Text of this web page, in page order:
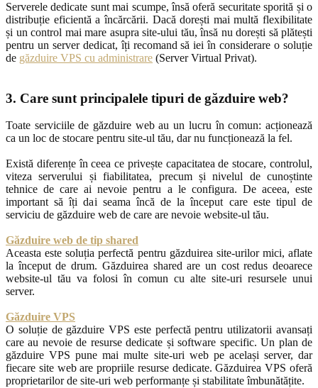
Serverele dedicate sunt mai scumpe, însă oferă securitate sporită și o
distribuție eficientă a încărcării. Dacă dorești mai multă flexibilitate
și un control mai mare asupra site-ului tău, însă nu dorești să plătești
pentru un server dedicat, îți recomand să iei în considerare o soluție
de găzduire VPS cu administrare (Server Virtual Privat).
3. Care sunt principalele tipuri de găzduire web?
Toate serviciile de găzduire web au un lucru în comun: acționează
ca un loc de stocare pentru site-ul tău, dar nu funcționează la fel.
Există diferențe în ceea ce privește capacitatea de stocare, controlul,
viteza serverului și fiabilitatea, precum și nivelul de cunoștinte
tehnice de care ai nevoie pentru a le configura. De aceea, este
important să îți dai seama încă de la început care este tipul de
serviciu de găzduire web de care are nevoie website-ul tău.
Găzduire web de tip shared
Aceasta este soluția perfectă pentru găzduirea site-urilor mici, aflate
la început de drum. Găzduirea shared are un cost redus deoarece
website-ul tău va folosi în comun cu alte site-uri resursele unui
server.
Găzduire VPS
O soluție de găzduire VPS este perfectă pentru utilizatorii avansați
care au nevoie de resurse dedicate și software specific. Un plan de
găzduire VPS pune mai multe site-uri web pe același server, dar
fiecare site web are propriile resurse dedicate. Găzduirea VPS oferă
proprietarilor de site-uri web performanțe și stabilitate îmbunătățite.